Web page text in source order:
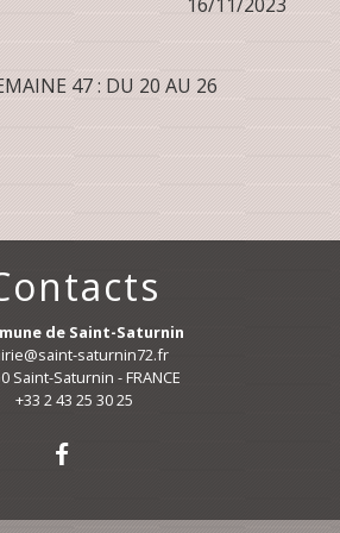
47 : DU 20 AU 26
de Saint-Saturnin
saturnin72.fr
Saint-Saturnin - FRANCE
+33 2 43 25 30 25